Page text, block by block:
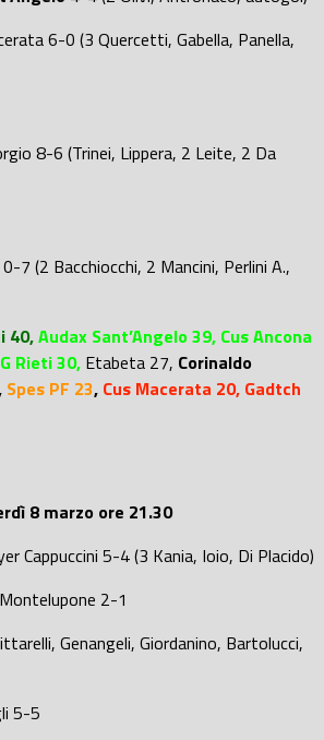
6-0 (3 Quercetti, Gabella, Panella,
8-6 (Trinei, Lippera, 2 Leite, 2 Da
0-7 (2 Bacchiocchi, 2 Mancini, Perlini A.,
40,Audax Sant’Angelo 39, Cus Ancona
Rieti 30, Etabeta 27, Corinaldo
Spes PF 23, Cus Macerata 20, Gadtch
8 marzo ore 21.30
Cappuccini 5-4 (3 Kania, Ioio, Di Placido)
2-1
Genangeli, Giordanino, Bartolucci,
5-5